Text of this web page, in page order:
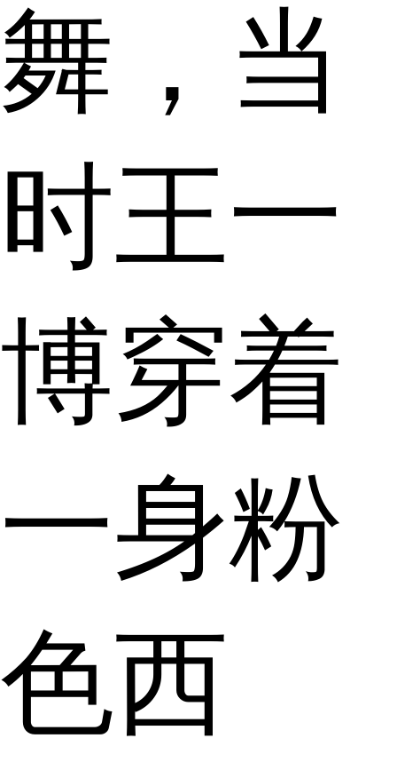
舞，当
时王一
博穿着
一身粉
色西